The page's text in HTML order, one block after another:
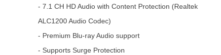
- 7.1 CH HD Audio with Content Protection (Realtek
ALC1200 Audio Codec)
- Premium Blu-ray Audio support
- Supports Surge Protection